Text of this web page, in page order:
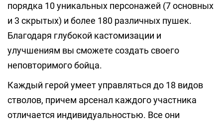
порядка 10 уникальных персонажей (7 основных
и 3 скрытых) и более 180 различных пушек.
Благодаря глубокой кастомизации и
улучшениям вы сможете создать своего
неповторимого бойца.
Каждый герой умеет управляться до 18 видов
стволов, причем арсенал каждого участника
отличается индивидуальностью. Все они